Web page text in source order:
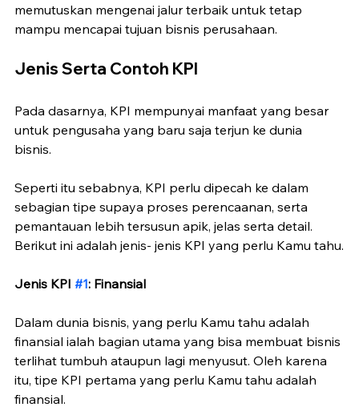
memutuskan mengenai jalur terbaik untuk tetap
mampu mencapai tujuan bisnis perusahaan.
Jenis Serta Contoh KPI
Pada dasarnya, KPI mempunyai manfaat yang besar
untuk pengusaha yang baru saja terjun ke dunia
bisnis.
Seperti itu sebabnya, KPI perlu dipecah ke dalam
sebagian tipe supaya proses perencaanan, serta
pemantauan lebih tersusun apik, jelas serta detail.
Berikut ini adalah jenis- jenis KPI yang perlu Kamu tahu.
Jenis KPI #1: Finansial
Dalam dunia bisnis, yang perlu Kamu tahu adalah
finansial ialah bagian utama yang bisa membuat bisnis
terlihat tumbuh ataupun lagi menyusut. Oleh karena
itu, tipe KPI pertama yang perlu Kamu tahu adalah
finansial.